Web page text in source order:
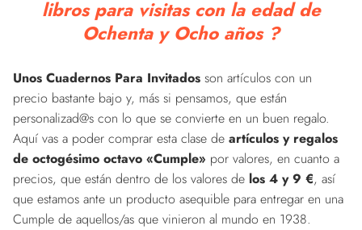
libros para visitas con la edad de
Ochenta y Ocho años ?
Unos Cuadernos Para Invitados son artículos con un
precio bastante bajo y, más si pensamos, que están
personalizad@s con lo que se convierte en un buen regalo.
Aquí vas a poder comprar esta clase de artículos y regalos
de octogésimo octavo «Cumple» por valores, en cuanto a
precios, que están dentro de los valores de los 4 y 9 €, así
que estamos ante un producto asequible para entregar en una
Cumple de aquellos/as que vinieron al mundo en 1938.